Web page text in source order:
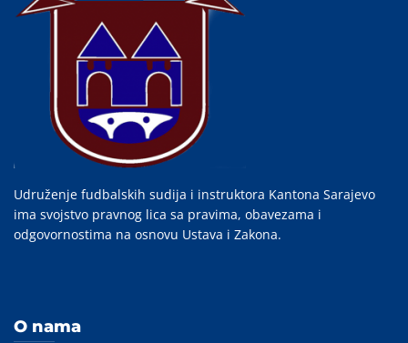
Udruženje fudbalskih sudija i instruktora Kantona Sarajevo
ima svojstvo pravnog lica sa pravima, obavezama i
odgovornostima na osnovu Ustava i Zakona.
O nama